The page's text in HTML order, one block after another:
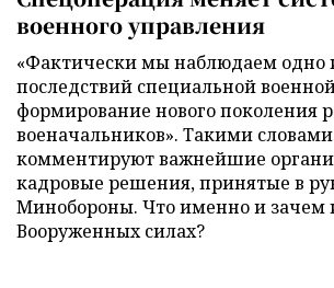
военного управления
«Фактически мы наблюдаем
последствий специальной
формирование нового поколения
военачальников». Такими
комментируют важнейшие
кадровые решения, принятые в
Минобороны. Что именно и зачем
Вооруженных силах?